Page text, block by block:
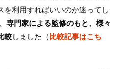
利用すればいいのか迷ってし
専門家による監修のもと、様々
較しました（比較記事はこち